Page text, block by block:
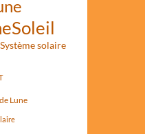
Soleil
Système solaire
Lune